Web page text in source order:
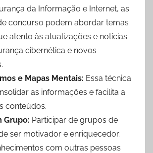
da Informação e Internet, as
concurso podem abordar temas
atento às atualizações e notícias
cibernética e novos
e Mapas Mentais: Essa técnica
as informações e facilita a
conteúdos.
Grupo: Participar de grupos de
ser motivador e enriquecedor.
com outras pessoas